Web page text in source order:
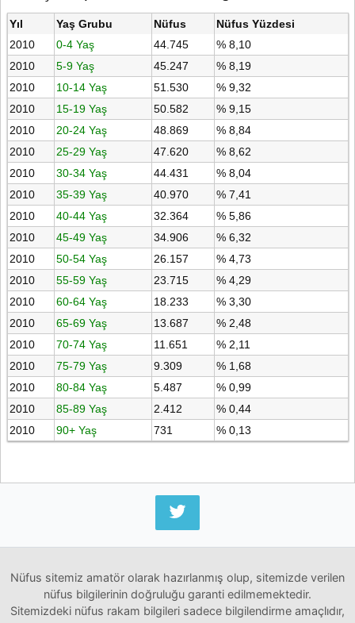
Yıl Yaş Grubu Nüfus
Nüfus Yüzdesi
2010
0-4 Yaş 44.745
% 8,10
2010
5-9 Yaş 45.247
% 8,19
2010
10-14 Yaş 51.530
% 9,32
2010
15-19 Yaş 50.582
% 9,15
2010
20-24 Yaş 48.869
% 8,84
2010
25-29 Yaş 47.620
% 8,62
2010
30-34 Yaş 44.431
% 8,04
2010
35-39 Yaş 40.970
% 7,41
2010
40-44 Yaş 32.364
% 5,86
2010
45-49 Yaş 34.906
% 6,32
2010
50-54 Yaş 26.157
% 4,73
2010
55-59 Yaş 23.715
% 4,29
2010
60-64 Yaş 18.233
% 3,30
2010
65-69 Yaş 13.687
% 2,48
2010
70-74 Yaş 11.651
% 2,11
2010
75-79 Yaş 9.309
% 1,68
2010
80-84 Yaş 5.487
% 0,99
2010
85-89 Yaş 2.412
% 0,44
2010
90+ Yaş 731 % 0,13
Nüfus sitemiz amatör olarak hazırlanmış olup, sitemizde verilen
nüfus bilgilerinin doğruluğu garanti edilmemektedir.
Sitemizdeki nüfus rakam bilgileri sadece bilgilendirme amaçlıdır,